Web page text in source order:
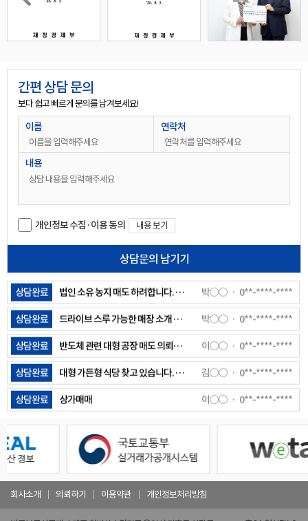
간편 상담 문의
보다 쉽고 빠르게 문의를 남겨보세요!
이름 연락처
내용
개인정보 수집·이용 동의 내용 보기
상담문의 남기기
상담완료
상담완료 근생 건축 가능한 토지 찾습니다. 용인시 대로변 으로
상담완료
상담완료
용인 수지지역 그급식당자리 찾고있습니다. 전용면적 120평 이상. 주차 다수(20대이상)
상담완료 법인 소유 농지 매도 하려합니다. 상담전화 부탁드려요 박○○ 0**-****-****
상담완료 드라이브 스루 가능한 매장 소개 좀 해주세요 박○○ 0**-****-****
상담완료 반도체 관련 대형 공장 매도 의뢰합니다. 이○○ 0**-****-****
상담완료 대형 가든형 식당 찾고 있습니다. 용인 , 수원 등 김○○ 0**-****-****
상담완료 상가매매 이○○ 0**-****-****
상담완료 동두천 대형 상가 임대 의뢰를 드리고 싶습니다. 연락주세요~ 안○○ 0**-****-****
상담완료 안성공도읍에 단독건물 임대 매물로 내놓고 싶어요 현재 식당 9년째 운영중이고 만세대이상 항아리 상권 주차장있는 단독건물입니다 0**-****-****
상담완료 100평이상 가든상가 주차30대이상 가능한 곳 찾고 있습니다 연락주시면 감사하겠습니다 안○○ 0**-****-****
상담완료 용인시 수지구 성복동 외식타운 내 신축 건물 2채 건물주인데요.(준공완료) 식당이 적당할 것 같아서 연락드려봅니다. 주소는 성복 2로 413-1/413-2 입니다.순서대로 사진 첨부합니다. 413-1 : 1층,2층 61,61 합계122평 413-2 : 1층,2층 65,65 합계130평 각각 3억에 월세 1,300 원합니다. (통임대 기준이라 층별로도 조정가능합니다) 윤○○ 0**-****-****
회사소개 의뢰하기 이용약관 개인정보처리방침